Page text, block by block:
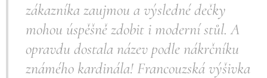
zákazníka zaujmou a výsledné dečky
mohou úspěšně zdobit i moderní stůl. A
opravdu dostala název podle nákrčníku
známého kardinála! Francouzská výšivka